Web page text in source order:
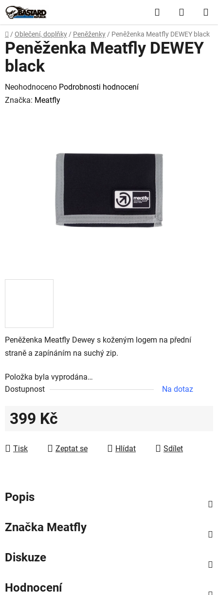
Přejít
na
obsah
Hledat
KOŠÍK
Domů
/ Oblečení, doplňky / Peněženky / Peněženka Meatfly DEWEY black
Peněženka Meatfly Dewey s koženým logem na přední
straně a zapínáním na suchý zip.
Položka byla vyprodána…
Dostupnost
Na dotaz
399 Kč
Tisk
Zeptat se Hlídat Sdílet
Peněženka Meatfly DEWEY
black
Průměrné
hodnocení
Neohodnoceno Podrobnosti hodnocení
Značka: Meatfly
Popis
Značka Meatfly
Diskuze
Hodnocení